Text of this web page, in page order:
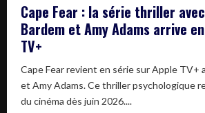
Cape Fear : la série thriller
Bardem et Amy Adams arrive
TV+
Cape Fear revient en série sur Apple TV+
et Amy Adams. Ce thriller psychologique
du cinéma dès juin 2026....